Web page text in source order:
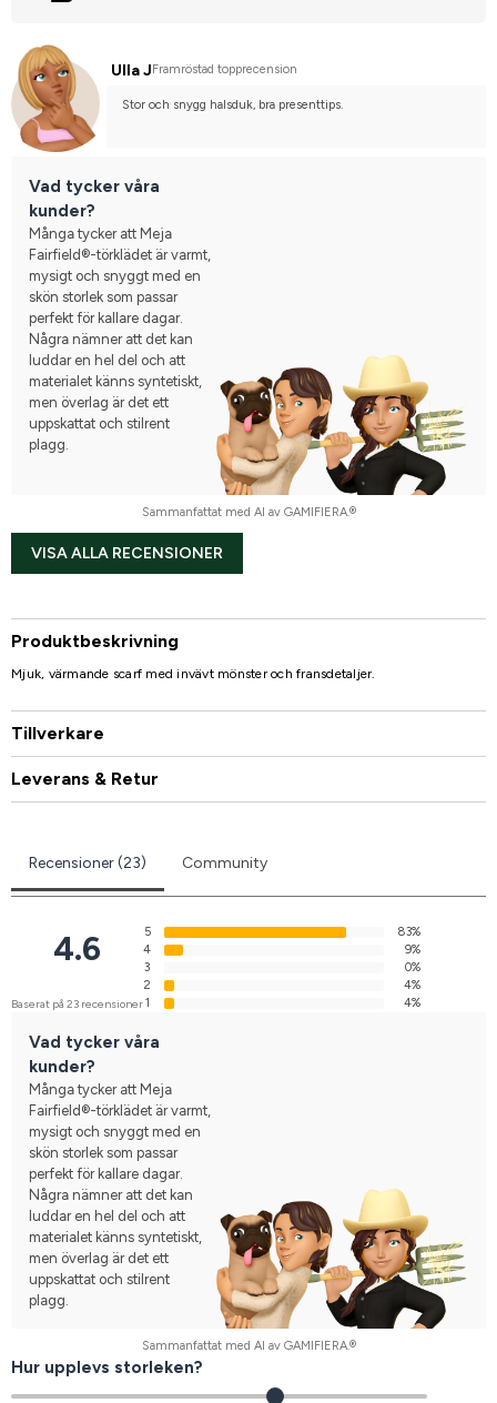
Ulla J Framröstad topprecension
Stor och snygg halsduk, bra presenttips.
Vad tycker våra
kunder?
Många tycker att Meja
Fairfield®-törklädet är varmt,
mysigt och snyggt med en
skön storlek som passar
perfekt för kallare dagar.
Några nämner att det kan
luddar en hel del och att
materialet känns syntetiskt,
men överlag är det ett
uppskattat och stilrent
plagg.
Sammanfattat med AI av GAMIFIERA.®
VISA ALLA RECENSIONER
Produktbeskrivning
Mjuk, värmande scarf med invävt mönster och fransdetaljer.
Tillverkare
Leverans & Retur
Recensioner (23) Community
4.6
Baserat på 23 recensioner
5
83%
4
9%
3
0%
2
4%
1
4%
Vad tycker våra
kunder?
Många tycker att Meja
Fairfield®-törklädet är varmt,
mysigt och snyggt med en
skön storlek som passar
perfekt för kallare dagar.
Några nämner att det kan
luddar en hel del och att
materialet känns syntetiskt,
men överlag är det ett
uppskattat och stilrent
plagg.
Sammanfattat med AI av GAMIFIERA.®
Hur upplevs storleken?